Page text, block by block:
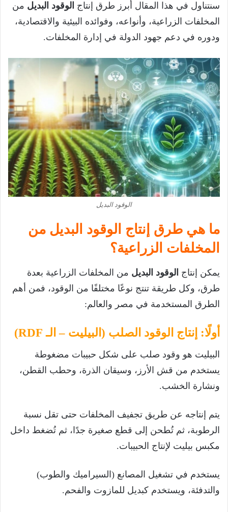
سنتناول في هذا المقال أبرز طرق إنتاج الوقود البديل من
المخلفات الزراعية، وأنواعه، وفوائده البيئية والاقتصادية،
ودوره في دعم جهود الدولة في إدارة المخلفات.
الوقود البديل
ما هي طرق إنتاج الوقود البديل من
المخلفات الزراعية؟
يمكن إنتاج الوقود البديل من المخلفات الزراعية بعدة
طرق، وكل طريقة تنتج نوعًا مختلفًا من الوقود، فمن أهم
الطرق المستخدمة في مصر والعالم:
أولًا: إنتاج الوقود الصلب (البيليت – الـ RDF)
البيليت هو وقود صلب على شكل حبيبات مضغوطة
يستخدم من قش الأرز، وسيقان الذرة، وحطب القطن،
ونشارة الخشب.
يتم إنتاجه عن طريق تجفيف المخلفات حتى تقل نسبة
الرطوبة، ثم تُطحن إلى قطع صغيرة جدًا، ثم تُضغط داخل
مكبس بيليت لإنتاج الحبيبات.
يستخدم في تشغيل المصانع (السيراميك والطوب)
والتدفئة، ويستخدم كبديل للمازوت والفحم.